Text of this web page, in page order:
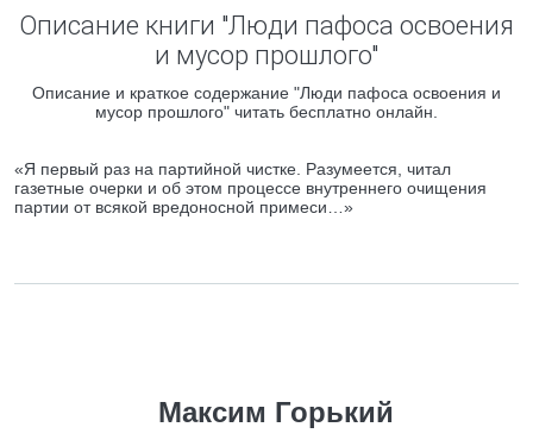
Описание книги "Люди пафоса освоения
и мусор прошлого"
Описание и краткое содержание "Люди пафоса освоения и
мусор прошлого" читать бесплатно онлайн.
«Я первый раз на партийной чистке. Разумеется, читал
газетные очерки и об этом процессе внутреннего очищения
партии от всякой вредоносной примеси…»
Максим Горький